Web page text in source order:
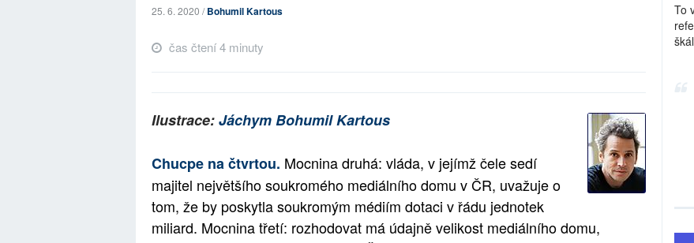
25. 6. 2020 /Bohumil Kartous
čas čtení 4 minuty
Ilustrace:Jáchym Bohumil Kartous
Chucpe na čtvrtou. Mocnina druhá: vláda, v jejímž čele sedí
majitel největšího soukromého mediálního domu v ČR, uvažuje o
tom, že by poskytla soukromým médiím dotaci v řádu jednotek
miliard. Mocnina třetí: rozhodovat má údajně velikost mediálního domu,
To